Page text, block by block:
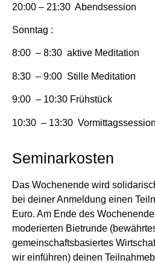
20:00 – 21:30 Abendsession
Sonntag :
8:00 – 8:30 aktive Meditation
8:30 – 9:00 Stille Meditation
9:00 – 10:30 Frühstück
10:30 – 13:30 Vormittagssession
Seminarkosten
Das Wochenende wird
bei deiner Anmeldung einen
Euro. Am Ende des
moderierten Bietrunde
gemeinschaftsbasiertes
wir einführen) deinen